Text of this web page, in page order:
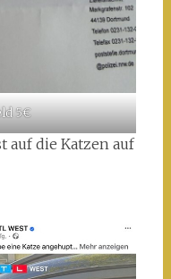
5€
auf die Katzen auf